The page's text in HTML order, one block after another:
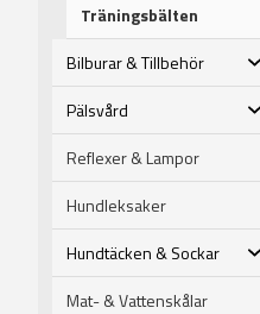
Träningsbälten
Bilburar & Tillbehör
Pälsvård
Reflexer & Lampor
Hundleksaker
Hundtäcken & Sockar
Mat- & Vattenskålar